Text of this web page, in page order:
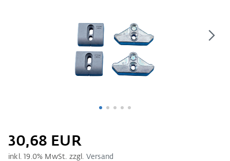
30,68 EUR
inkl.19.0% MwSt. zzgl. Versand